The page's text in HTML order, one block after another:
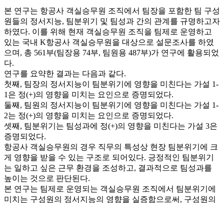
본 연구는 항공사 객실승무원 조직에서 팀장을 포함한 팀 구성
원들의 정서지능, 팀분위기 및 팀성과 간의 관계를 규명하고자
하였다. 이를 위해 현재 객실승무원 조직을 팀제로 운영하고
있는 국내 K항공사 객실승무원을 대상으로 설문조사를 하였
으며, 총 561부(팀장용 74부, 팀원용 487부)가 연구에 활용되었
다.
연구를 요약한 결과는 다음과 같다.
첫째, 팀장의 정서지능이 팀분위기에 영향을 미친다는 가설 1-
1은 정(+)의 영향을 미치는 요인으로 증명되었다.
둘째, 팀원의 정서지능이 팀분위기에 영향을 미친다는 가설 1-
2는 정(+)의 영향을 미치는 요인으로 증명되었다.
셋째, 팀분위기는 팀성과에 정(+)의 영향을 미친다는 가설 3은
증명되었다.
항공사 객실승무원의 경우 직무의 특성상 현장 팀분위기에 크
게 영향을 받을 수 있는 구조로 되어있다. 긍정적인 팀분위기
는 일하고 싶은 근무 환경을 조성하고, 결과적으로 팀성과를
높이는 것으로 판단된다.
본 연구는 팀제로 운영되는 객실승무원 조직에서 팀분위기에
미치는 구성원의 정서지능의 영향을 실증함으로써, 구성원의